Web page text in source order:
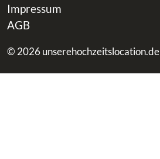
Impressum
AGB
© 2026 unserehochzeitslocation.de